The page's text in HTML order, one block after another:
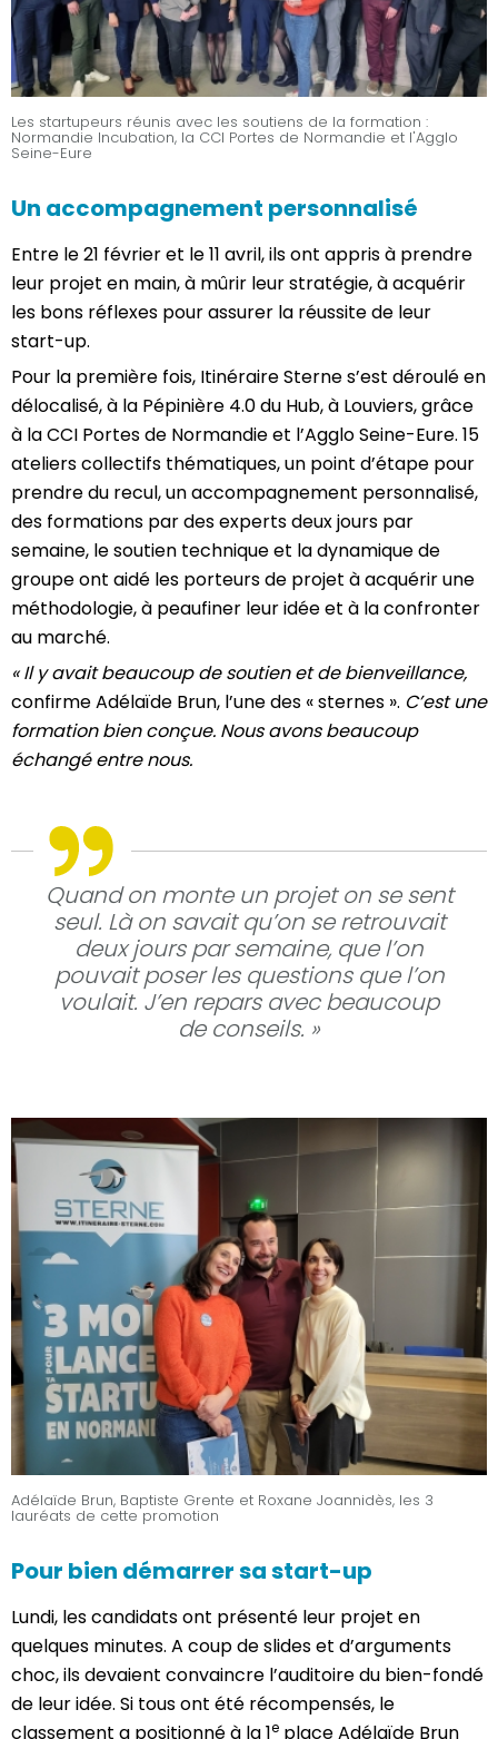
Les startupeurs réunis avec les soutiens de la formation :
Normandie Incubation, la CCI Portes de Normandie et l'Agglo
Seine-Eure
Un accompagnement personnalisé
Entre le 21 février et le 11 avril, ils ont appris à prendre
leur projet en main, à mûrir leur stratégie, à acquérir
les bons réflexes pour assurer la réussite de leur
start-up.
Pour la première fois, Itinéraire Sterne s’est déroulé en
délocalisé, à la Pépinière 4.0 du Hub, à Louviers, grâce
à la CCI Portes de Normandie et l’Agglo Seine-Eure. 15
ateliers collectifs thématiques, un point d’étape pour
prendre du recul, un accompagnement personnalisé,
des formations par des experts deux jours par
semaine, le soutien technique et la dynamique de
groupe ont aidé les porteurs de projet à acquérir une
méthodologie, à peaufiner leur idée et à la confronter
au marché.
« Il y avait beaucoup de soutien et de bienveillance,
confirme Adélaïde Brun, l’une des « sternes ». C’est une
formation bien conçue. Nous avons beaucoup
échangé entre nous.
Quand on monte un projet on se sent
seul. Là on savait qu’on se retrouvait
deux jours par semaine, que l’on
pouvait poser les questions que l’on
voulait. J’en repars avec beaucoup
de conseils. »
Adélaïde Brun, Baptiste Grente et Roxane Joannidès, les 3
lauréats de cette promotion
Pour bien démarrer sa start-up
Lundi, les candidats ont présenté leur projet en
quelques minutes. A coup de slides et d’arguments
choc, ils devaient convaincre l’auditoire du bien-fondé
de leur idée. Si tous ont été récompensés, le
classement a positionné à la 1e place Adélaïde Brun